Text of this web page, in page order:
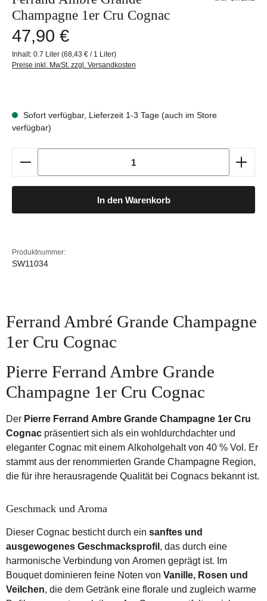
Champagne 1er Cru Cognac
Regulärer Preis:
47,90 €
Inhalt:0.7 Liter(68,43 € / 1 Liter)
Preise inkl. MwSt. zzgl. Versandkosten
Sofort verfügbar, Lieferzeit 1-3 Tage (auch im Store
verfügbar)
Produkt Anzahl: Gib den gewünschten Wert ein
In den Warenkorb
Produktnummer:
SW11034
Ferrand Ambré Grande Champagne
1er Cru Cognac
Pierre Ferrand Ambre Grande
Champagne 1er Cru Cognac
Der Pierre Ferrand Ambre Grande Champagne 1er Cru
Cognac präsentiert sich als ein wohldurchdachter und
eleganter Cognac mit einem Alkoholgehalt von 40 % Vol. Er
stammt aus der renommierten Grande Champagne Region,
die für ihre herausragende Qualität bei Cognacs bekannt ist.
Geschmack und Aroma
Dieser Cognac besticht durch ein sanftes und
ausgewogenes Geschmacksprofil, das durch eine
harmonische Verbindung von Aromen geprägt ist. Im
Bouquet dominieren feine Noten von Vanille, Rosen und
Veilchen, die dem Getränk eine florale und zugleich warme